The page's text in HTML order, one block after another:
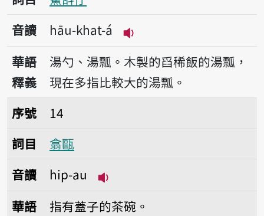
音讀
hāu-khat-á
播放音讀hāu-khat-á
華語
釋義
湯勺、湯瓢。木製的舀稀飯的湯瓢，
現在多指比較大的湯瓢。
序號14翕甌
序號
14
詞目
翕甌
音讀
hip-au
華語
指有蓋子的茶碗。